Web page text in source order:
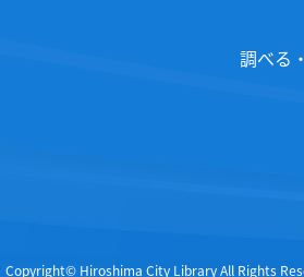
調べる
Copyright© Hiroshima City Library All Rights